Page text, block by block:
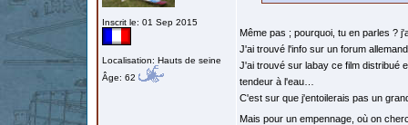
Inscrit le: 01 Sep 2015
Localisation: Hauts de seine
Âge: 62
Même pas ; pourquoi, tu en parles ?
J'ai trouvé l'info sur un forum
J'ai trouvé sur labay ce film distribué
tendeur à l'eau…
C'est sur que j'entoilerais pas un
Mais pour un empennage, où on